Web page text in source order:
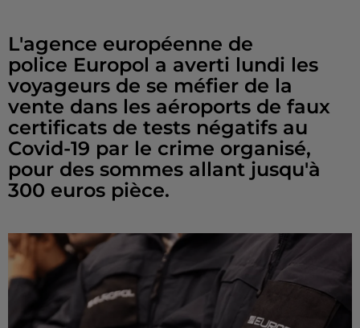
L'agence européenne de
police Europol a averti lundi les
voyageurs de se méfier de la
vente dans les aéroports de faux
certificats de tests négatifs au
Covid-19 par le crime organisé,
pour des sommes allant jusqu'à
300 euros pièce.